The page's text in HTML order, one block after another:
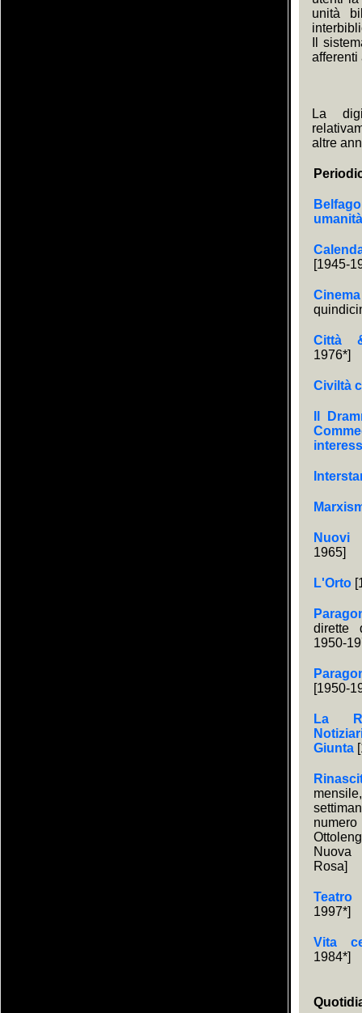
unità
Il
La
altre
umanità
[1945-
Città
1976*]
Civiltà
Il
Nuovi
1965]
L'Orto
dirette
1950-
[1950-
La
Giunta
Nuova
Rosa]
1997*]
Vita
1984*]